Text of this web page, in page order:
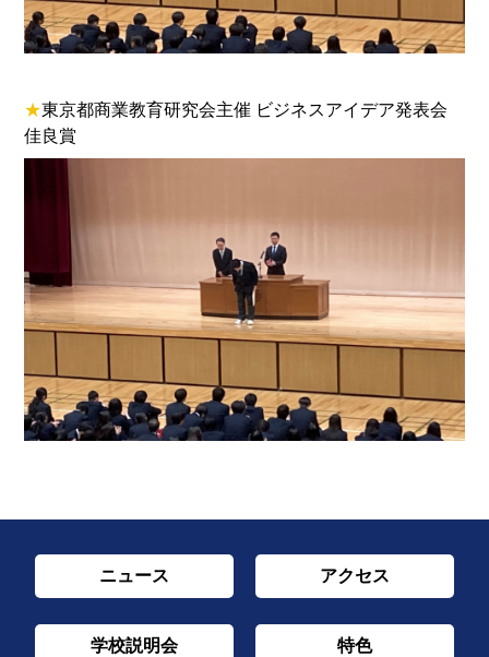
★東京都商業教育研究会主催 ビジネスアイデア発表会
佳良賞
ニュース アクセス
学校説明会 特色